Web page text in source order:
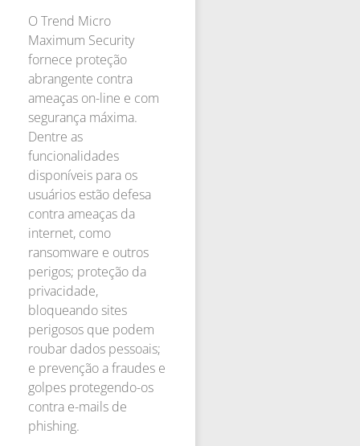
O Trend Micro
Maximum Security
fornece proteção
abrangente contra
ameaças on-line e com
segurança máxima.
Dentre as
funcionalidades
disponíveis para os
usuários estão defesa
contra ameaças da
internet, como
ransomware e outros
perigos; proteção da
privacidade,
bloqueando sites
perigosos que podem
roubar dados pessoais;
e prevenção a fraudes e
golpes protegendo-os
contra e-mails de
phishing.